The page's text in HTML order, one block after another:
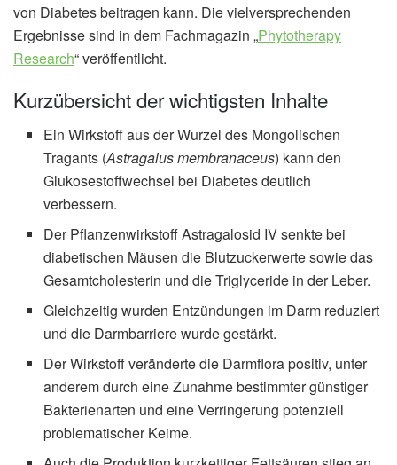
von Diabetes beitragen kann. Die vielversprechenden
Ergebnisse sind in dem Fachmagazin „Phytotherapy
Research“ veröffentlicht.
Kurzübersicht der wichtigsten Inhalte
Ein Wirkstoff aus der Wurzel des Mongolischen
Tragants (Astragalus membranaceus) kann den
Glukosestoffwechsel bei Diabetes deutlich
verbessern.
Der Pflanzenwirkstoff Astragalosid IV senkte bei
diabetischen Mäusen die Blutzuckerwerte sowie das
Gesamtcholesterin und die Triglyceride in der Leber.
Gleichzeitig wurden Entzündungen im Darm reduziert
und die Darmbarriere wurde gestärkt.
Der Wirkstoff veränderte die Darmflora positiv, unter
anderem durch eine Zunahme bestimmter günstiger
Bakterienarten und eine Verringerung potenziell
problematischer Keime.